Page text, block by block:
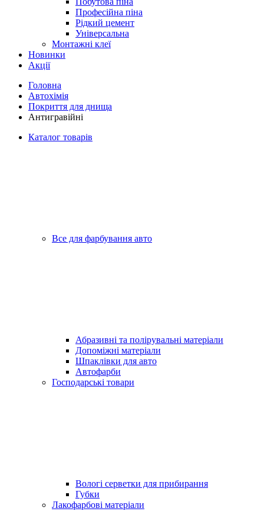
Професійна піна
Рідкий цемент
Універсальна
Монтажні клеї
Новинки
Акції
Головна
Автохімія
Покриття для днища
Антигравійні
Каталог товарів
Все для фарбування авто
Абразивні та полірувальні матеріали
Допоміжні матеріали
Шпаклівки для авто
Автофарби
Господарські товари
Вологі серветки для прибирання
Губки
Лакофарбові матеріали